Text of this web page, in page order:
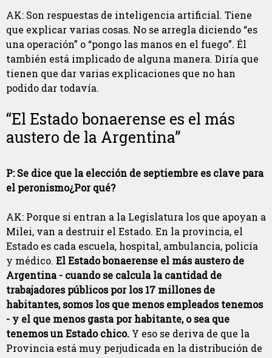
AK: Son respuestas de inteligencia artificial. Tiene
que explicar varias cosas. No se arregla diciendo “es
una operación” o “pongo las manos en el fuego”. Él
también está implicado de alguna manera. Diría que
tienen que dar varias explicaciones que no han
podido dar todavía.
“El Estado bonaerense es el más
austero de la Argentina”
P: Se dice que la elección de septiembre es clave para
el peronismo¿Por qué?
AK: Porque si entran a la Legislatura los que apoyan a
Milei, van a destruir el Estado. En la provincia, el
Estado es cada escuela, hospital, ambulancia, policía
y médico. El Estado bonaerense el más austero de
Argentina - cuando se calcula la cantidad de
trabajadores públicos por los 17 millones de
habitantes, somos los que menos empleados tenemos
- y el que menos gasta por habitante, o sea que
tenemos un Estado chico. Y eso se deriva de que la
Provincia está muy perjudicada en la distribución de